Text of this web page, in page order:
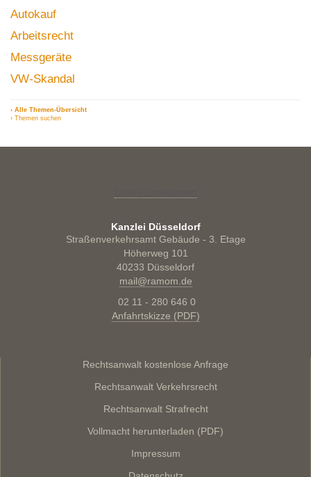
Autokauf
Arbeitsrecht
Messgeräte
VW-Skandal
› Alle Themen-Übersicht
› Themen suchen
Kanzlei Düsseldorf
Straßenverkehrsamt Gebäude - 3. Etage
Höherweg 101
40233 Düsseldorf
mail@ramom.de
02 11 - 280 646 0
Anfahrtskizze (PDF)
Rechtsanwalt kostenlose Anfrage
Rechtsanwalt Verkehrsrecht
Rechtsanwalt Strafrecht
Vollmacht herunterladen (PDF)
Impressum